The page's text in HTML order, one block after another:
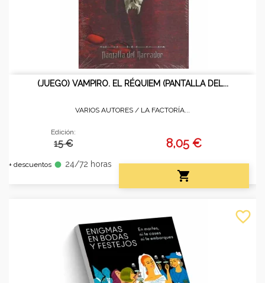
(JUEGO) VAMPIRO. EL RÉQUIEM (PANTALLA DEL...
VARIOS AUTORES / LA FACTORÍA...
Edición:
15 €
+ descuentos fiber_manual_record 24/72 horas
8,05 €

favorite_border